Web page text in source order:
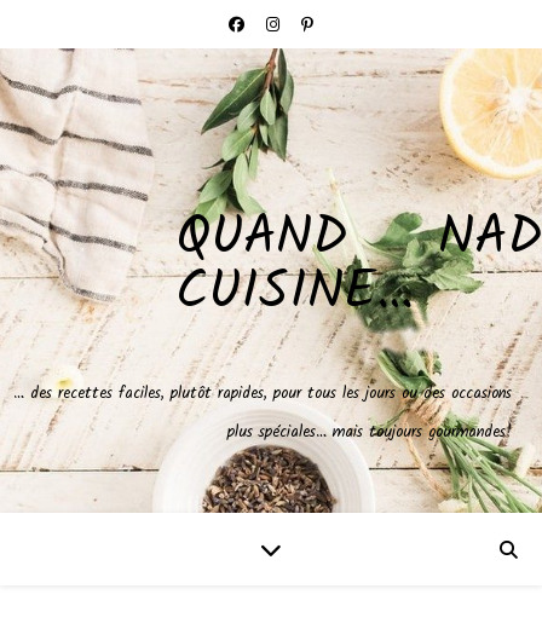
QUAND NAD
CUISINE…
… des recettes faciles, plutôt rapides, pour tous les jours ou des occasions
plus spéciales… mais toujours gourmandes!